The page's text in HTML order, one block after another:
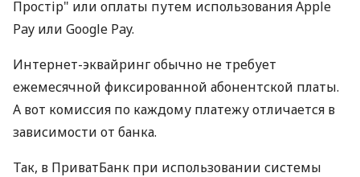
Простір" или оплаты путем использования Apple
Pay или Google Pay.
Интернет-эквайринг обычно не требует
ежемесячной фиксированной абонентской платы.
А вот комиссия по каждому платежу отличается в
зависимости от банка.
Так, в ПриватБанк при использовании системы